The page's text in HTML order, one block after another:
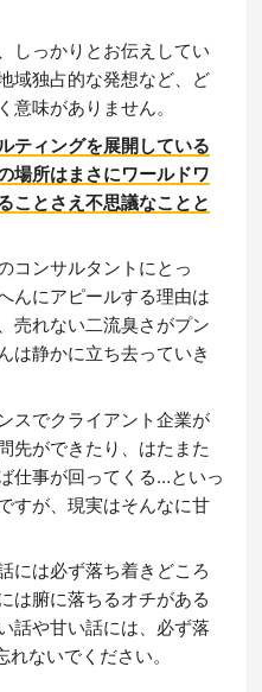
しっかりとお伝えしてい
域独占的な発想など、ど
意味がありません。
ティングを展開している
場所はまさにワールドワ
ことさえ不思議なことと
コンサルタントにとっ
んにアピールする理由は
売れない二流臭さがプン
は静かに立ち去っていき
スでクライアント企業が
先ができたり、はたまた
仕事が回ってくる…といっ
すが、現実はそんなに甘
には必ず落ち着きどころ
は腑に落ちるオチがある
話や甘い話には、必ず落
ないでください。